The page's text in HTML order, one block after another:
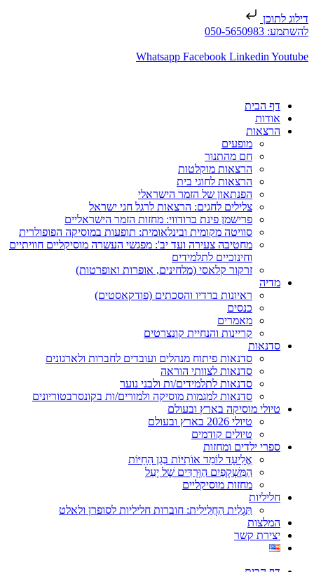
דילוג לתוכן
להשתמע: 050-5650983
Whatsapp Facebook Linkedin Youtube
דף הבית
אודות
הרצאות
מופעים
חם מהתנור
הרצאות מוקלטות
הרצאות לחוגי בית
הפנתאון של הזמר הישראלי
צלילים לחגים: הרצאות לרגל חגי ישראל
פרישמן פינת ברודווי: מחזות הזמר הישראליים
סוויטה מקומית ובינלאומית: תופעות במוסיקה הפופולרית
מחטיבה צעירה ועד יב': מפגשי העשרה מוסיקליים חוויתיים
וחינוכיים לתלמידים
זרקור קלאסי (מלחינים, אופרות ואופרטות)
מדיה
ראיונות ברדיו והסכתים (פודקאסטים)
כנסים
מאמרים
קריינות והנחיית קונצרטים
סדנאות
סדנאות פיתוח מנהלים ועובדים לחברות ולארגונים
סדנאות לצוותי הוראה
סדנאות לתלמידים/ות ולבני נוער
סדנאות למגמות מוסיקה ולמורים/ות בקונסרבטוריונים
טיולי מוסיקה בארץ ובעולם
טיולי 2026 בארץ ובעולם
טיולים קודמים
ספרי ילדים ומחזות
אֱלִיעָד לוֹמֵד אוֹתִיּוֹת בְּגַן הַחַיּוֹת
הַמִּשְׁקָפַיִם הַוְּרֻדִּים שֶׁל יָעֵל
מחזות מוסיקליים
חליליות
תַּגְלִית הַחֲלִילִית: חוברות חליליות לסופרן ולאלט
המלצות
יצירת קשר